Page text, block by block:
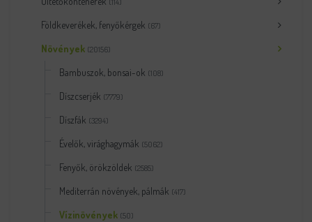
Földkeverékek, fenyőkérgek (67)
Növények (20156)
Bambuszok, bonsai-ok (108)
Díszcserjék (7779)
Díszfák (3294)
Évelők, virághagymák (5062)
Fenyők, örökzöldek (2585)
Mediterrán növények, pálmák (417)
Vízinövények (50)